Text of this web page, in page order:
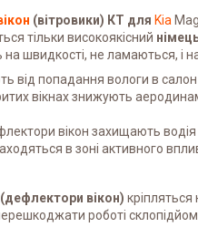
(вітровики) КТ для Kia
тільки високоякісний
на швидкості, не ламаються, і
від попадання вологи в
вікнах знижують
вікон захищають
в зоні активного
вікон)
роботі